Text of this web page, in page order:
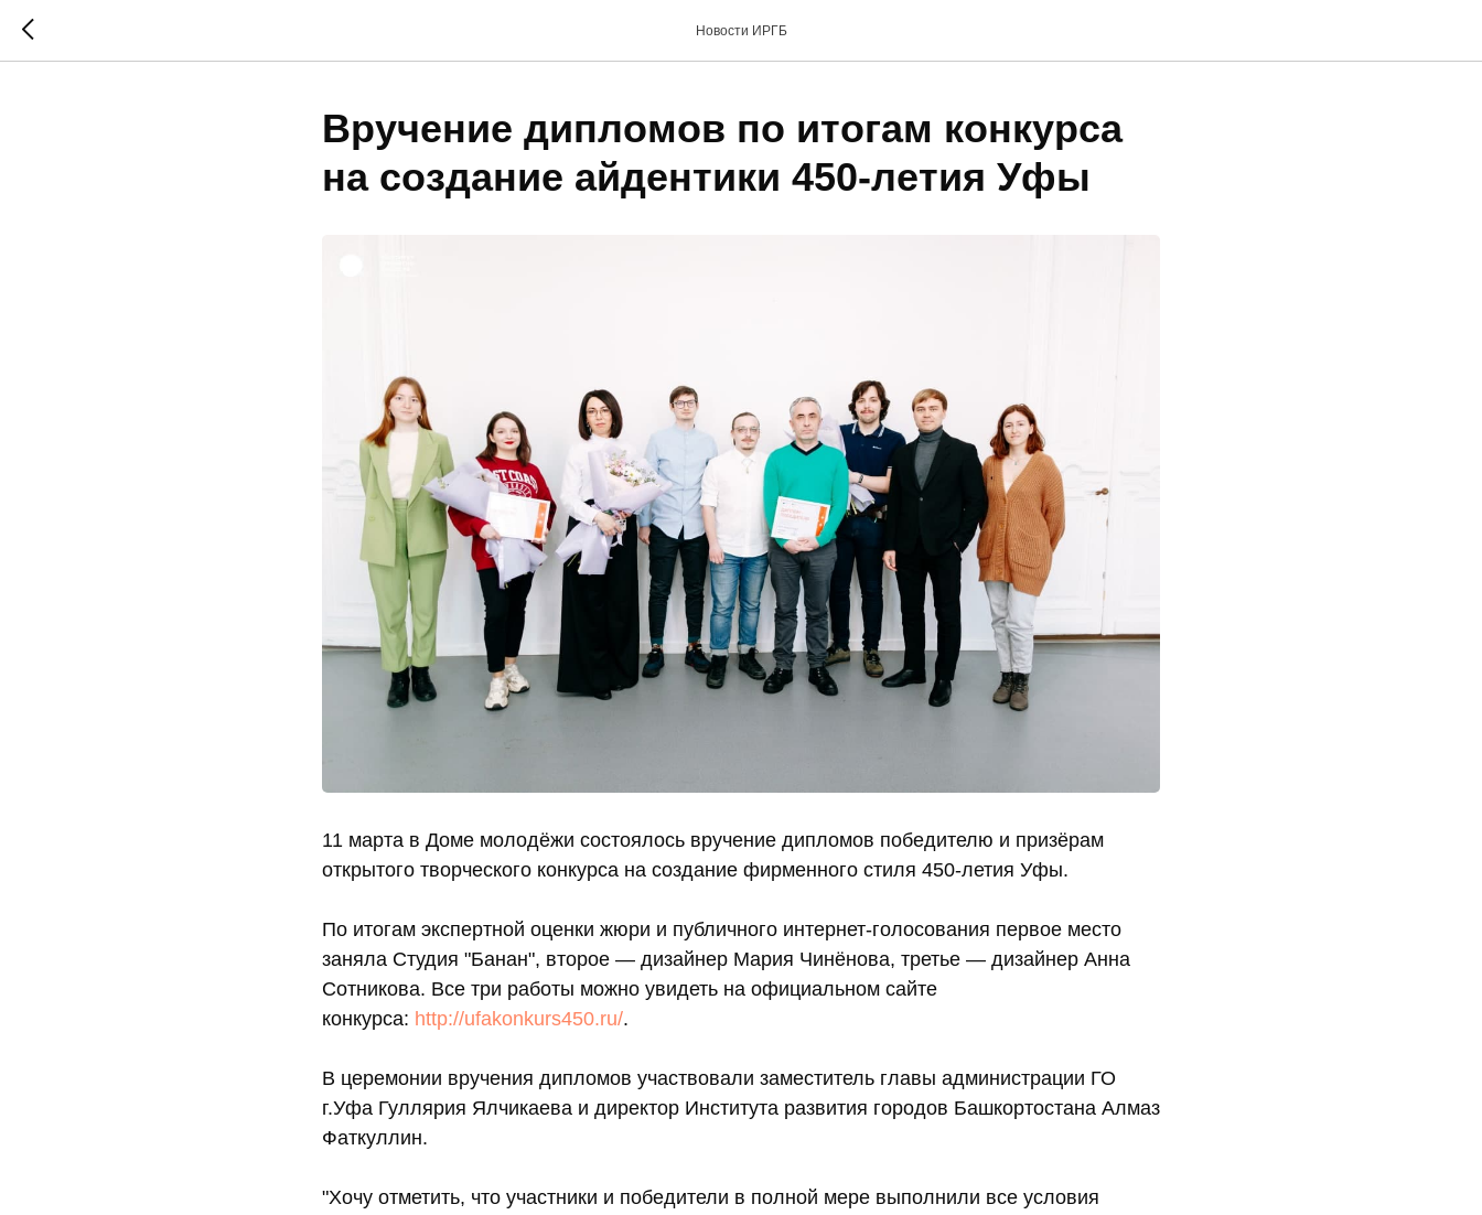
Новости ИРГБ
Вручение дипломов по итогам конкурса
на создание айдентики 450-летия Уфы
11 марта в Доме молодёжи состоялось вручение дипломов победителю и призёрам
открытого творческого конкурса на создание фирменного стиля 450-летия Уфы.
По итогам экспертной оценки жюри и публичного интернет-голосования первое место
заняла Студия "Банан", второе — дизайнер Мария Чинёнова, третье — дизайнер Анна
Сотникова. Все три работы можно увидеть на официальном сайте
конкурса: http://ufakonkurs450.ru/.
В церемонии вручения дипломов участвовали заместитель главы администрации ГО
г.Уфа Гуллярия Ялчикаева и директор Института развития городов Башкортостана Алмаз
Фаткуллин.
"Хочу отметить, что участники и победители в полной мере выполнили все условия